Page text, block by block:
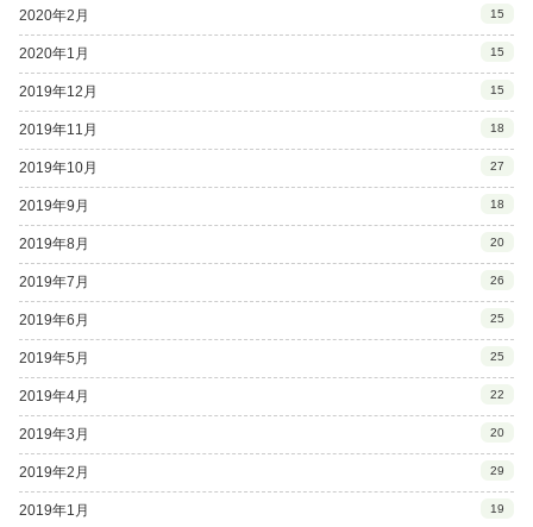
2020年2月 15
2020年1月 15
2019年12月 15
2019年11月 18
2019年10月 27
2019年9月 18
2019年8月 20
2019年7月 26
2019年6月 25
2019年5月 25
2019年4月 22
2019年3月 20
2019年2月 29
2019年1月 19